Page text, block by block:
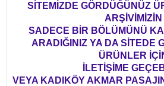
SİTEMİZDE GÖRDÜĞÜNÜZ
ARŞİVİMİZİN
SADECE BİR BÖLÜMÜNÜ
ARADIĞINIZ YA DA SİTEDE
ÜRÜNLER
İLETİŞİME
VEYA KADIKÖY AKMAR